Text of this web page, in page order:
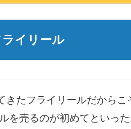
ライリール
きたフライリールだから
を売るのが初めてといっ